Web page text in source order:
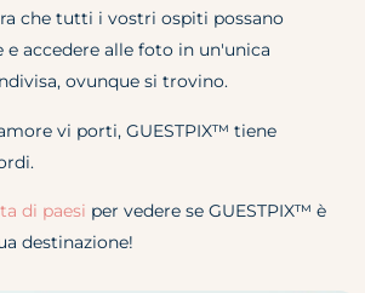
che tutti i vostri ospiti possano
accedere alle foto in un'unica
ovunque si trovino.
vi porti, GUESTPIX™ tiene
di paesi per vedere se GUESTPIX™ è
destinazione!